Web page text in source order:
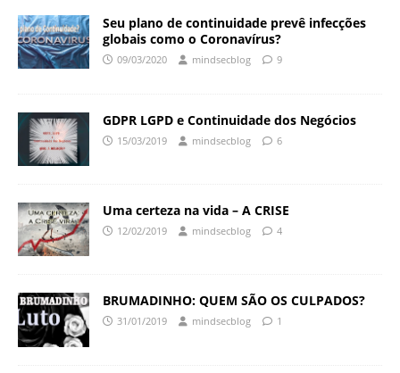
Seu plano de continuidade prevê infecções
globais como o Coronavírus?
09/03/2020 mindsecblog 9
GDPR LGPD e Continuidade dos Negócios
15/03/2019 mindsecblog 6
Uma certeza na vida – A CRISE
12/02/2019 mindsecblog 4
BRUMADINHO: QUEM SÃO OS CULPADOS?
31/01/2019 mindsecblog 1